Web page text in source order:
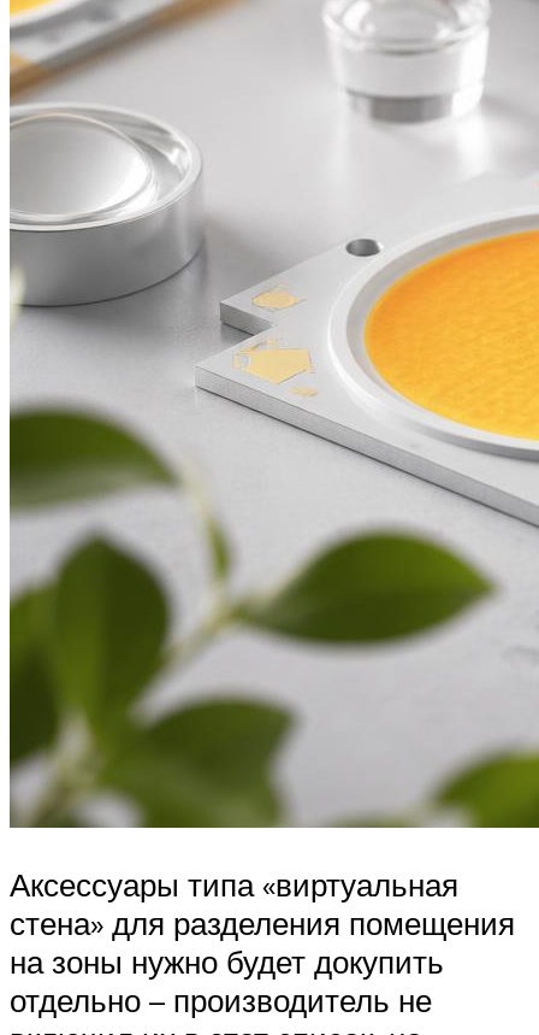
Аксессуары типа «виртуальная
стена» для разделения помещения
на зоны нужно будет докупить
отдельно – производитель не